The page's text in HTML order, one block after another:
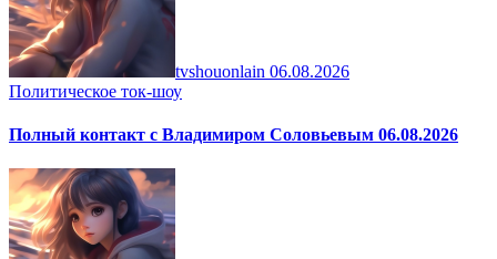
tvshouonlain 06.08.2026
Политическое ток-шоу
Полный контакт с Владимиром Соловьевым 06.08.2026